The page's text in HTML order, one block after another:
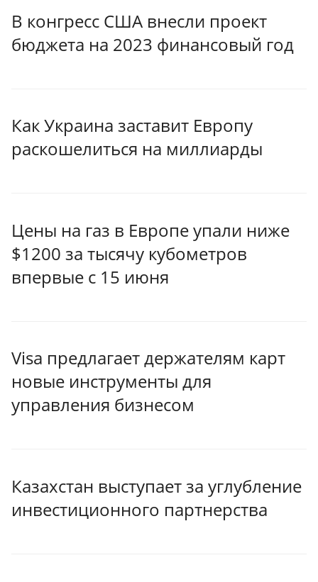
В конгресс США внесли проект
бюджета на 2023 финансовый год
Как Украина заставит Европу
раскошелиться на миллиарды
Цены на газ в Европе упали ниже
$1200 за тысячу кубометров
впервые с 15 июня
Visa предлагает держателям карт
новые инструменты для
управления бизнесом
Казахстан выступает за углубление
инвестиционного партнерства